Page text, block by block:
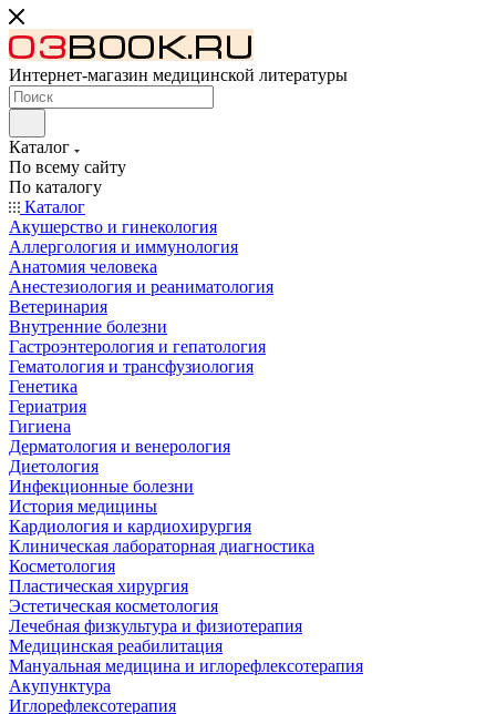
Интернет-магазин медицинской литературы
Каталог
По всему сайту
По каталогу
Каталог
Акушерство и гинекология
Аллергология и иммунология
Анатомия человека
Анестезиология и реаниматология
Ветеринария
Внутренние болезни
Гастроэнтерология и гепатология
Гематология и трансфузиология
Генетика
Гериатрия
Гигиена
Дерматология и венерология
Диетология
Инфекционные болезни
История медицины
Кардиология и кардиохирургия
Клиническая лабораторная диагностика
Косметология
Пластическая хирургия
Эстетическая косметология
Лечебная физкультура и физиотерапия
Медицинская реабилитация
Мануальная медицина и иглорефлексотерапия
Акупунктура
Иглорефлексотерапия